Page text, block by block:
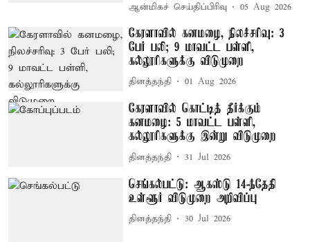
ஆன்மிகச் செய்திப்பிரிவு 05 Aug 2026
கேரளாவில் கனமழை, நிலச்சரிவு: 3
பேர் பலி; 9 மாவட்ட பள்ளி,
கல்லூரிகளுக்கு விடுமுறை
தினத்தந்தி 01 Aug 2026
கேரளாவில் கொட்டித் தீர்க்கும்
கனமழை: 5 மாவட்ட பள்ளி,
கல்லூரிகளுக்கு இன்று விடுமுறை
தினத்தந்தி 31 Jul 2026
செங்கல்பட்டு: ஆகஸ்டு 14-ந்தேதி
உள்ளூர் விடுமுறை அறிவிப்பு
தினத்தந்தி 30 Jul 2026